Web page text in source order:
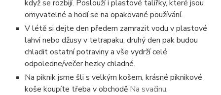
když se rozbijí. Poslouží i plastové talířky, které jsou
omyvatelné a hodí se na opakované používání.
V létě si dejte den předem zamrazit vodu v plastové
lahvi nebo džusy v tetrapaku, druhý den pak budou
chladit ostatní potraviny a vše vydrží celé
odpoledne/večer hezky chladné.
Na piknik jsme šli s velkým košem, krásné piknikové
koše koupíte třeba v obchodě Na svačinu.